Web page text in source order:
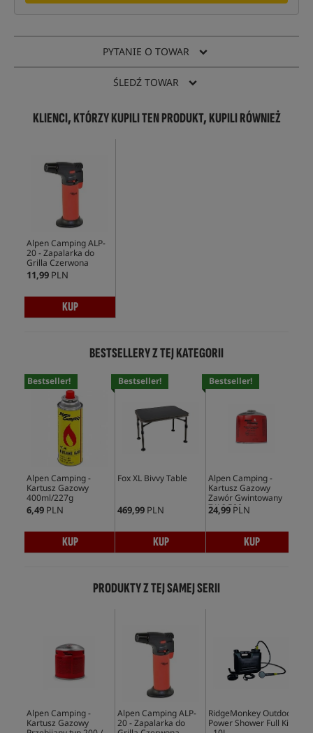
PYTANIE O TOWAR
ŚLEDŹ TOWAR
KLIENCI, KTÓRZY KUPILI TEN PRODUKT, KUPILI RÓWNIEŻ
Alpen Camping ALP-
20 - Zapalarka do
Grilla Czerwona
11,99 PLN
KUP
BESTSELLERY Z TEJ KATEGORII
Bestseller!
Alpen Camping -
Kartusz Gazowy
400ml/227g
6,49 PLN
KUP
Bestseller!
Fox XL Bivvy Table
469,99 PLN
KUP
Bestseller!
Alpen Camping -
Kartusz Gazowy
Zawór Gwintowany
7/16 500g
24,99 PLN
KUP
PRODUKTY Z TEJ SAMEJ SERII
Alpen Camping -
Kartusz Gazowy
Alpen Camping ALP-
20 - Zapalarka do
RidgeMonkey Outdoor
Power Shower Full Kit